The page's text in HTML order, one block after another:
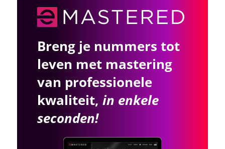
Breng je nummers tot
leven met mastering
van professionele
kwaliteit, in enkele
seconden!